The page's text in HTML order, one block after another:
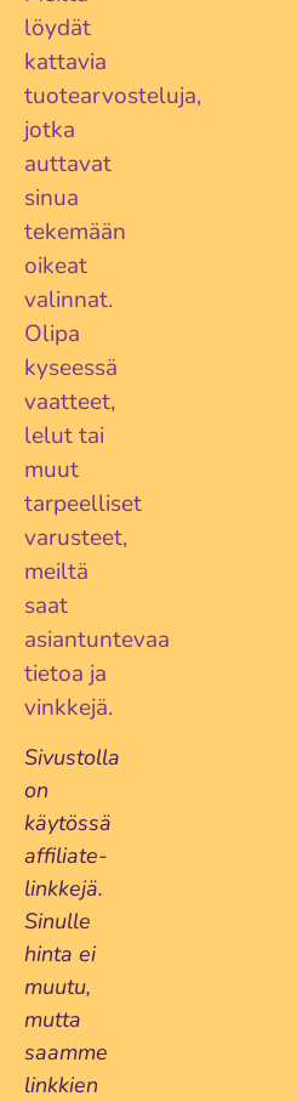
löydät
kattavia
tuotearvosteluja,
jotka
auttavat
sinua
tekemään
oikeat
valinnat.
Olipa
kyseessä
vaatteet,
lelut tai
muut
tarpeelliset
varusteet,
meiltä
saat
asiantuntevaa
tietoa ja
vinkkejä.
Sivustolla
on
käytössä
affiliate-
linkkejä.
Sinulle
hinta ei
muutu,
mutta
saamme
linkkien